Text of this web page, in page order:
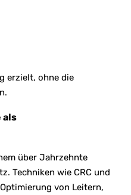
erzielt, ohne die
als
über Jahrzehnte
Techniken wie CRC und
von Leitern,